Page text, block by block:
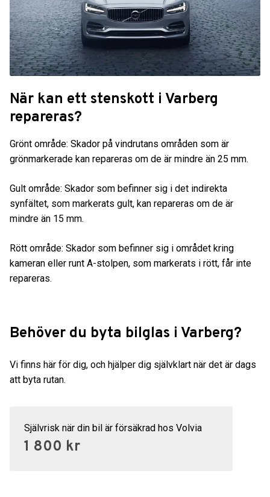
När kan ett stenskott i Varberg
repareras?
Grönt område: Skador på vindrutans områden som är
grönmarkerade kan repareras om de är mindre än 25 mm.
Gult område: Skador som befinner sig i det indirekta
synfältet, som markerats gult, kan repareras om de är
mindre än 15 mm.
Rött område: Skador som befinner sig i området kring
kameran eller runt A-stolpen, som markerats i rött, får inte
repareras.
Behöver du byta bilglas i Varberg?
Vi finns här för dig, och hjälper dig självklart när det är dags
att byta rutan.
Självrisk när din bil är försäkrad hos Volvia
1 800 kr